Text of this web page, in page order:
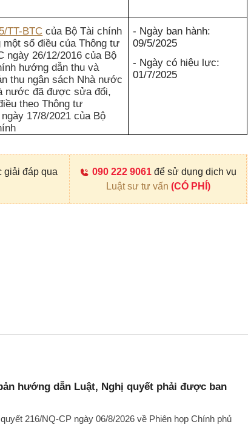
TT-BTC của Bộ Tài chính
số điều của Thông tư
ngày 26/12/2016 của Bộ
hướng dẫn thu và
thu ngân sách Nhà nước
nước đã được sửa đổi,
theo Thông tư
17/8/2021 của Bộ
- Ngày ban hành:
09/5/2025
- Ngày có hiệu lực:
01/7/2025
giải đáp qua
090 222 9061 để sử dụng dịch vụ
Luật sư tư vấn (CÓ PHÍ)
hướng dẫn Luật, Nghị quyết phải được ban
216/NQ-CP ngày 06/8/2026 về Phiên họp Chính phủ